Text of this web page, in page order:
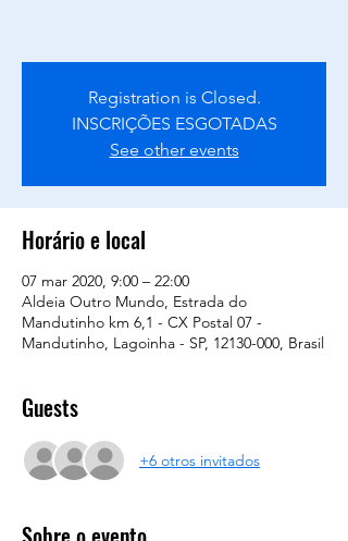
Registration is Closed.
INSCRIÇÕES ESGOTADAS
See other events
Horário e local
07 mar 2020, 9:00 – 22:00
Aldeia Outro Mundo, Estrada do
Mandutinho km 6,1 - CX Postal 07 -
Mandutinho, Lagoinha - SP, 12130-000, Brasil
Guests
+6 otros invitados